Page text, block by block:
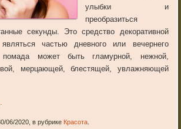
улыбки и
преобразиться
секунды. Это средство декоративной
частью дневного или вечернего
помада может быть гламурной, нежной,
мерцающей, блестящей, увлажняющей
06/2020, в рубрике Красота